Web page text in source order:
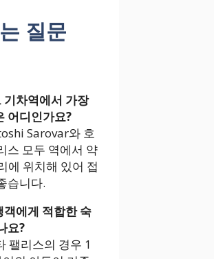
질문
차역에서 가장
어디인가요?
Sarovar와 호
스 모두 역에서 약
에 위치해 있어 접
습니다.
에게 적합한 숙
요?
팰리스의 경우 1